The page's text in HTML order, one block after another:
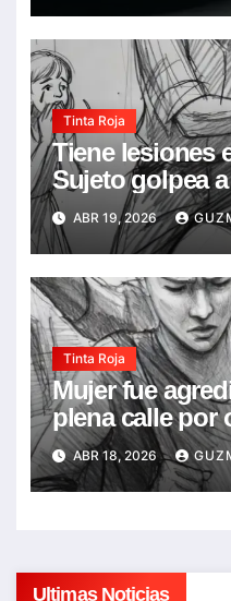
Tinta Roja
Tiene lesiones
Sujeto golpea
concubina en
7 años, la
ABR 19, 2026
Tinta Roja
Mujer fue
plena calle por
Barrio Narciso
ABR 18, 2026
Ultimas Noticias